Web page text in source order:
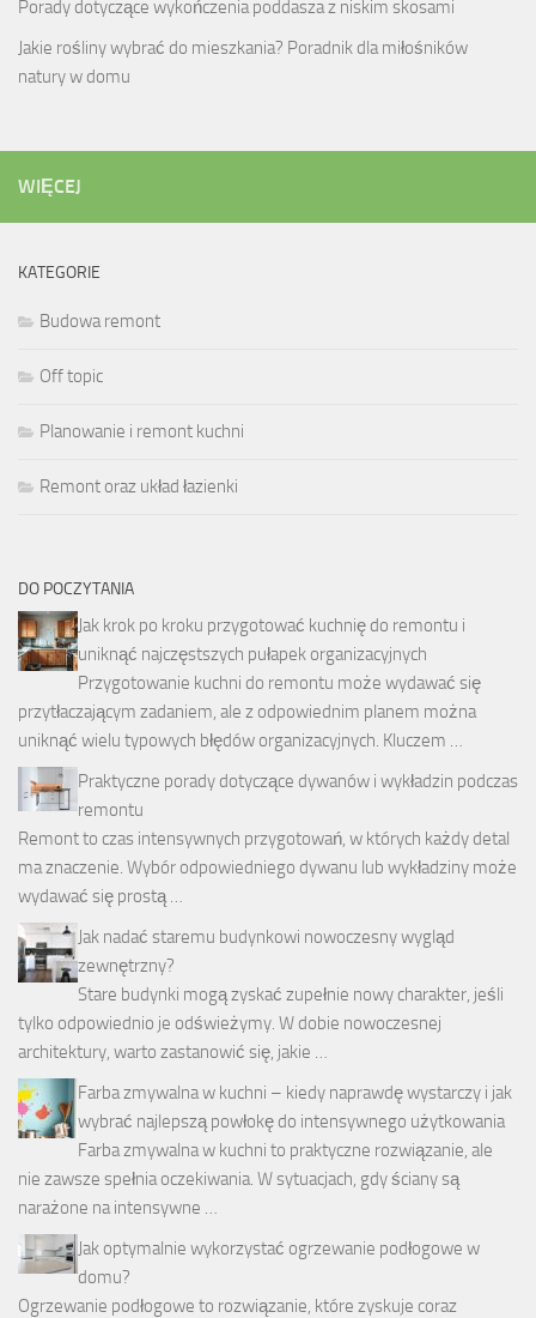
Porady dotyczące wykończenia poddasza z niskim skosami
Jakie rośliny wybrać do mieszkania? Poradnik dla miłośników
natury w domu
WIĘCEJ
KATEGORIE
Budowa remont
Off topic
Planowanie i remont kuchni
Remont oraz układ łazienki
DO POCZYTANIA
Jak krok po kroku przygotować kuchnię do remontu i
uniknąć najczęstszych pułapek organizacyjnych
Przygotowanie kuchni do remontu może wydawać się
przytłaczającym zadaniem, ale z odpowiednim planem można
uniknąć wielu typowych błędów organizacyjnych. Kluczem …
Praktyczne porady dotyczące dywanów i wykładzin podczas
remontu
Remont to czas intensywnych przygotowań, w których każdy detal
ma znaczenie. Wybór odpowiedniego dywanu lub wykładziny może
wydawać się prostą …
Jak nadać staremu budynkowi nowoczesny wygląd
zewnętrzny?
Stare budynki mogą zyskać zupełnie nowy charakter, jeśli
tylko odpowiednio je odświeżymy. W dobie nowoczesnej
architektury, warto zastanowić się, jakie …
Farba zmywalna w kuchni – kiedy naprawdę wystarczy i jak
wybrać najlepszą powłokę do intensywnego użytkowania
Farba zmywalna w kuchni to praktyczne rozwiązanie, ale
nie zawsze spełnia oczekiwania. W sytuacjach, gdy ściany są
narażone na intensywne …
Jak optymalnie wykorzystać ogrzewanie podłogowe w
domu?
Ogrzewanie podłogowe to rozwiązanie, które zyskuje coraz